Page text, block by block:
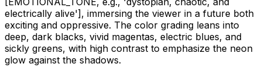
electrically alive'] , immersing the viewer in a future both
exciting and oppressive. The color grading leans into
deep, dark blacks, vivid magentas, electric blues, and
sickly greens, with high contrast to emphasize the neon
glow against the shadows.